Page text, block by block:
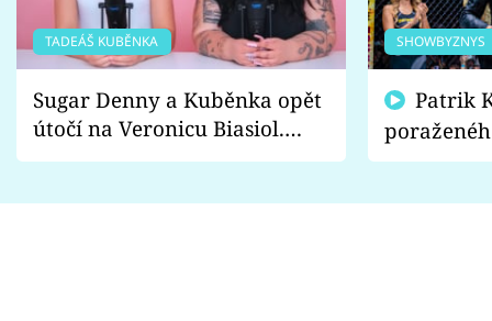
TADEÁŠ KUBĚNKA
Sugar Denny a Kuběnka opět
útočí na Veronicu Biasiol.
Proč je podle nich falešná a
SHOWBYZNYS
fanoušci